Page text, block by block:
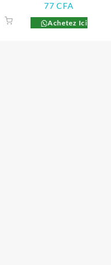
77CFA
Achetez Ici